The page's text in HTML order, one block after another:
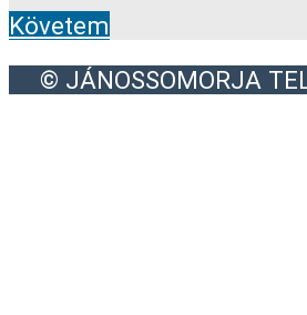
Követem
© JÁNOSSOMORJA